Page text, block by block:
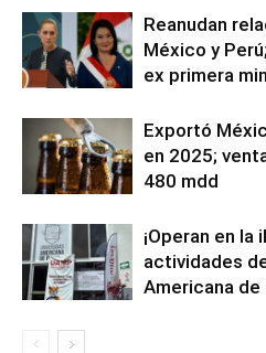
Reanudan
México y
ex primera
Exportó
en 2025;
480 mdd
¡Operan en la
actividades
Americana de